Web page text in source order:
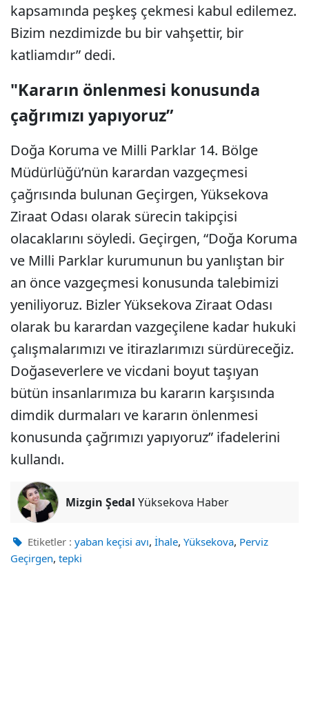
kapsamında peşkeş çekmesi kabul edilemez.
Bizim nezdimizde bu bir vahşettir, bir
katliamdır” dedi.
"Kararın önlenmesi konusunda
çağrımızı yapıyoruz”
Doğa Koruma ve Milli Parklar 14. Bölge
Müdürlüğü’nün karardan vazgeçmesi
çağrısında bulunan Geçirgen, Yüksekova
Ziraat Odası olarak sürecin takipçisi
olacaklarını söyledi. Geçirgen, “Doğa Koruma
ve Milli Parklar kurumunun bu yanlıştan bir
an önce vazgeçmesi konusunda talebimizi
yeniliyoruz. Bizler Yüksekova Ziraat Odası
olarak bu karardan vazgeçilene kadar hukuki
çalışmalarımızı ve itirazlarımızı sürdüreceğiz.
Doğaseverlere ve vicdani boyut taşıyan
bütün insanlarımıza bu kararın karşısında
dimdik durmaları ve kararın önlenmesi
konusunda çağrımızı yapıyoruz” ifadelerini
kullandı.
Mizgin Şedal Yüksekova Haber
Etiketler : yaban keçisi avı, İhale, Yüksekova, Perviz
Geçirgen, tepki